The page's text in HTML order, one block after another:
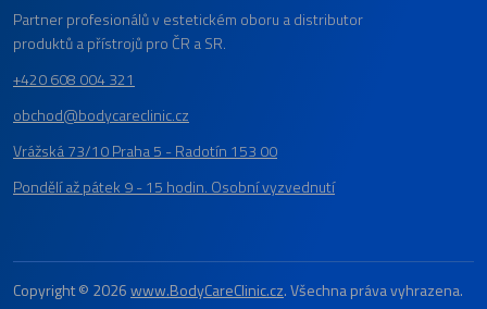
Partner profesionálů v estetickém oboru a distributor
produktů a přístrojů pro ČR a SR.
+420 608 004 321
obchod@bodycareclinic.cz
Vrážská 73/10 Praha 5 - Radotín 153 00
Pondělí až pátek 9 - 15 hodin. Osobní vyzvednutí
Copyright © 2026www.BodyCareClinic.cz. Všechna práva vyhrazena.